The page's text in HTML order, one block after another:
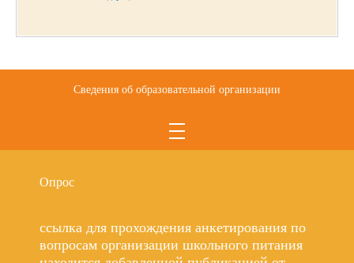
Сведения об образовательной организации
Опрос
ссылка для прохождения анкетирования по
вопросам организации школьного питания